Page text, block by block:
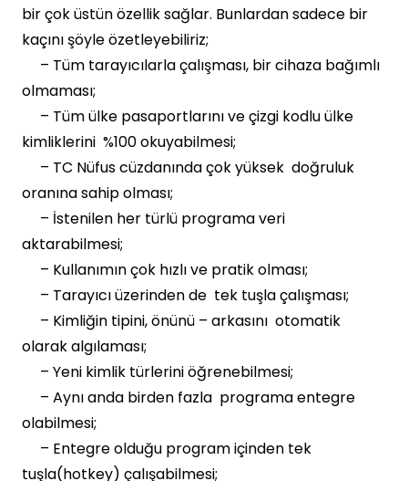
bir çok üstün özellik sağlar. Bunlardan sadece bir
kaçını şöyle özetleyebiliriz;
– Tüm tarayıcılarla çalışması, bir cihaza bağımlı
olmaması;
– Tüm ülke pasaportlarını ve çizgi kodlu ülke
kimliklerini %100 okuyabilmesi;
– TC Nüfus cüzdanında çok yüksek doğruluk
oranına sahip olması;
– İstenilen her türlü programa veri
aktarabilmesi;
– Kullanımın çok hızlı ve pratik olması;
– Tarayıcı üzerinden de tek tuşla çalışması;
– Kimliğin tipini, önünü – arkasını otomatik
olarak algılaması;
– Yeni kimlik türlerini öğrenebilmesi;
– Aynı anda birden fazla programa entegre
olabilmesi;
– Entegre olduğu program içinden tek
tuşla(hotkey) çalışabilmesi;